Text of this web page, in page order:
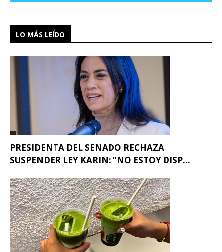
LO MÁS LEÍDO
PRESIDENTA DEL SENADO RECHAZA
SUSPENDER LEY KARIN: “NO ESTOY DISP...